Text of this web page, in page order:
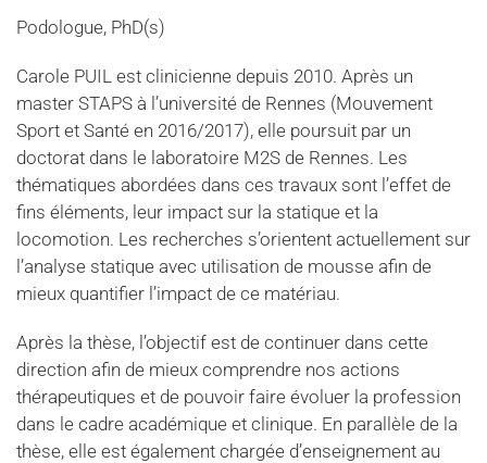
Podologue, PhD(s)
Carole PUIL est clinicienne depuis 2010. Après un
master STAPS à l’université de Rennes (Mouvement
Sport et Santé en 2016/2017), elle poursuit par un
doctorat dans le laboratoire M2S de Rennes. Les
thématiques abordées dans ces travaux sont l’effet de
fins éléments, leur impact sur la statique et la
locomotion. Les recherches s’orientent actuellement sur
l’analyse statique avec utilisation de mousse afin de
mieux quantifier l’impact de ce matériau.
Après la thèse, l’objectif est de continuer dans cette
direction afin de mieux comprendre nos actions
thérapeutiques et de pouvoir faire évoluer la profession
dans le cadre académique et clinique. En parallèle de la
thèse, elle est également chargée d’enseignement au